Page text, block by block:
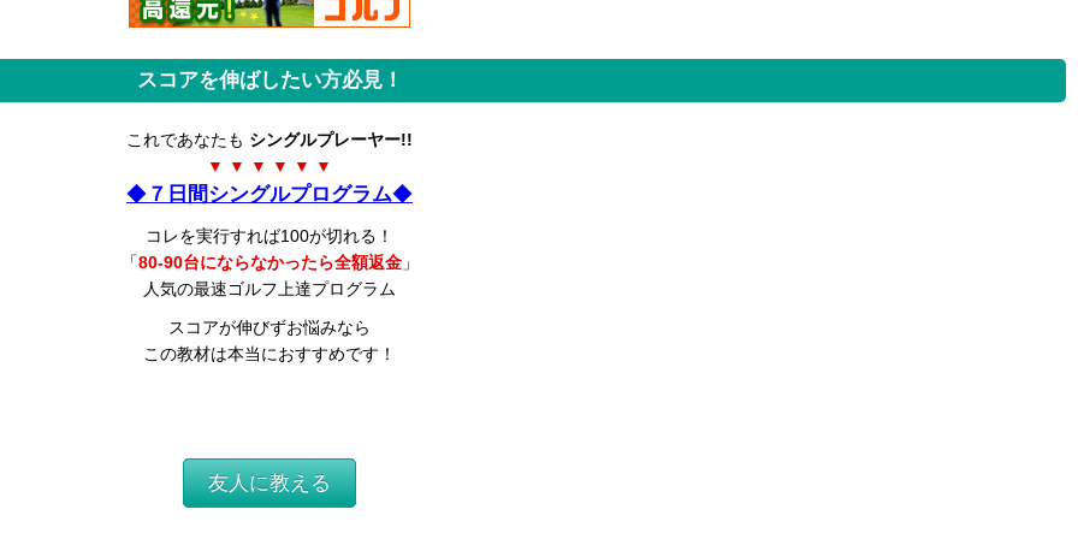
スコアを伸ばしたい方必見！
これであなたも シングルプレーヤー!!
▼ ▼ ▼ ▼ ▼ ▼
◆ ７日間シングルプログラム◆
コレを実行すれば100が切れる！
「80-90台にならなかったら全額返金」
人気の最速ゴルフ上達プログラム
スコアが伸びずお悩みなら
この教材は本当におすすめです！
友人に教える